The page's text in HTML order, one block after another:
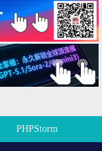
PHPStorm